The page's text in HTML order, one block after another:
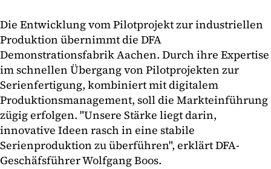
Die Entwicklung vom Pilotprojekt zur industriellen
Produktion übernimmt die DFA
Demonstrationsfabrik Aachen. Durch ihre Expertise
im schnellen Übergang von Pilotprojekten zur
Serienfertigung, kombiniert mit digitalem
Produktionsmanagement, soll die Markteinführung
zügig erfolgen. "Unsere Stärke liegt darin,
innovative Ideen rasch in eine stabile
Serienproduktion zu überführen", erklärt DFA-
Geschäfsführer Wolfgang Boos.